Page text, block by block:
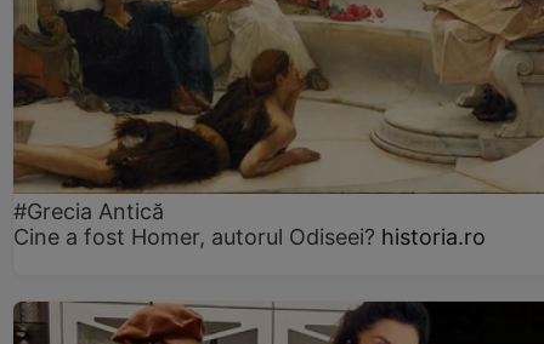
#Grecia Antică
Cine a fost Homer, autorul Odiseei? historia.ro